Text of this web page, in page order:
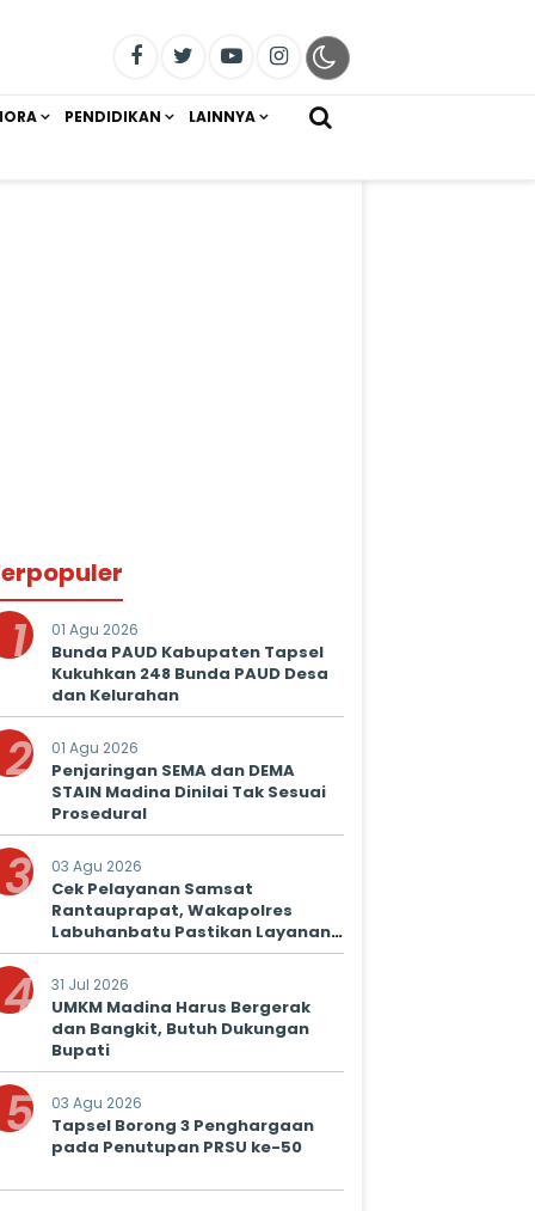
PENDIDIKAN LAINNYA
1 01 Agu 2026
Bunda PAUD Kabupaten Tapsel
Kukuhkan 248 Bunda PAUD Desa
dan Kelurahan
2 01 Agu 2026
Penjaringan SEMA dan DEMA
STAIN Madina Dinilai Tak Sesuai
Prosedural
3 03 Agu 2026
Cek Pelayanan Samsat
Rantauprapat, Wakapolres
Labuhanbatu Pastikan Layanan
Prima untuk Masyarakat
4 31 Jul 2026
UMKM Madina Harus Bergerak
dan Bangkit, Butuh Dukungan
Bupati
5 03 Agu 2026
Tapsel Borong 3 Penghargaan
pada Penutupan PRSU ke-50